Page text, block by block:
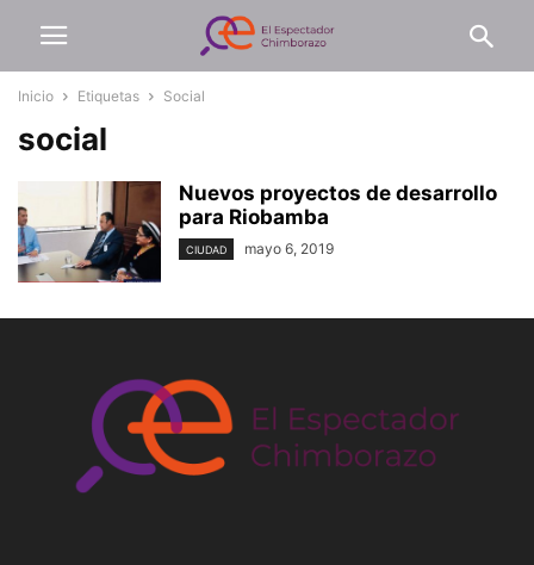
Inicio Etiquetas Social
social
Nuevos proyectos de desarrollo
para Riobamba
CIUDAD mayo 6, 2019